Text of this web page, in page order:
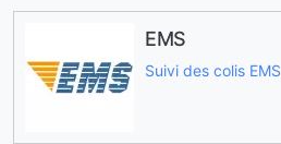
EMS
Suivi des colis EMS